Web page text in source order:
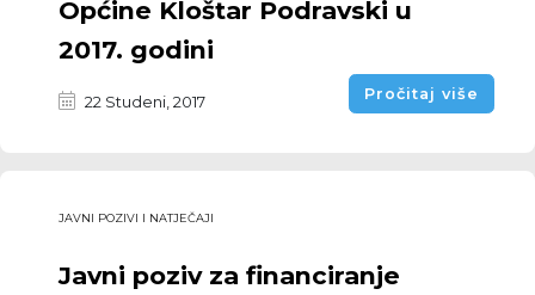
Općine Kloštar Podravski u
2017. godini
22 Studeni, 2017 Pročitaj više
JAVNI POZIVI I NATJEČAJI
Javni poziv za financiranje